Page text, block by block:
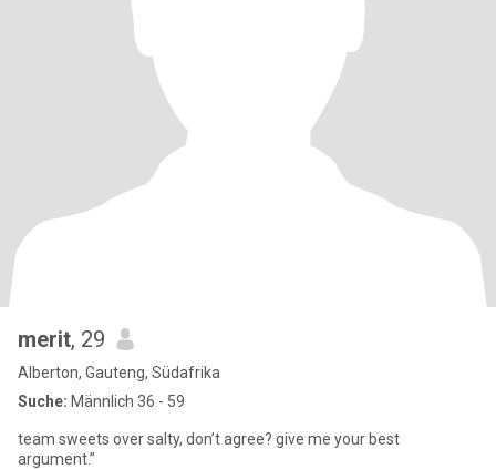
merit, 29
Alberton, Gauteng, Südafrika
Suche: Männlich 36 - 59
team sweets over salty, don’t agree? give me your best
argument.”